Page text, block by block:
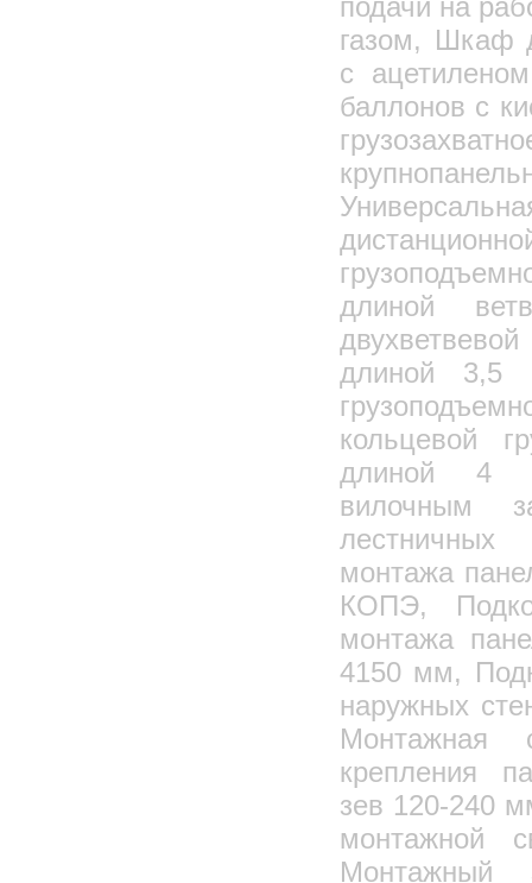
подачи на
газом, Шкаф
с
баллонов с
длиной
длиной 3,5
кольцевой
длиной 4
вилочным
монтажа
КОПЭ,
монтажа
4150 мм,
наружных
Монтажная
крепления
зев 120-240
монтажной
Монтажный